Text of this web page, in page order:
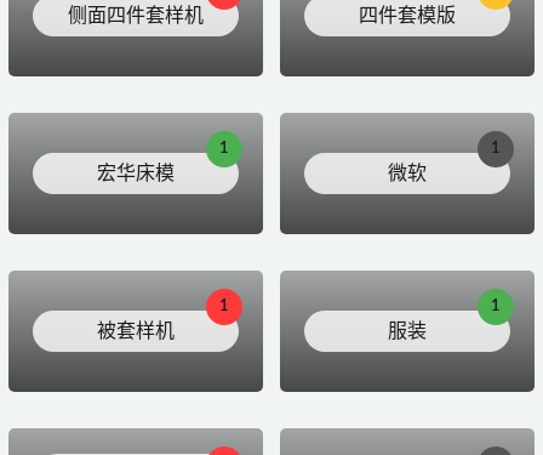
侧面四件套样机 四件套模版
宏华床模
1
微软
1
被套样机
1
服装
1